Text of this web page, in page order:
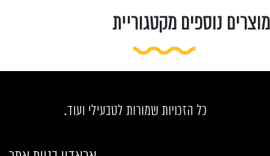
מוצרים נוספים מקטגוריית
כל הזכויות שמורות לטבעילי ועוד.